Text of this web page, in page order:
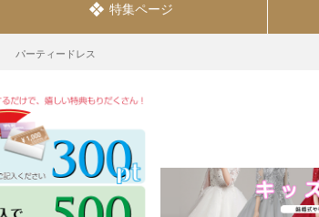
特集ページ
パーティードレス